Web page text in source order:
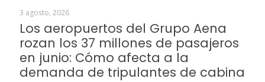
3 agosto, 2026
Los aeropuertos del Grupo Aena
rozan los 37 millones de pasajeros
en junio: Cómo afecta a la
demanda de tripulantes de cabina